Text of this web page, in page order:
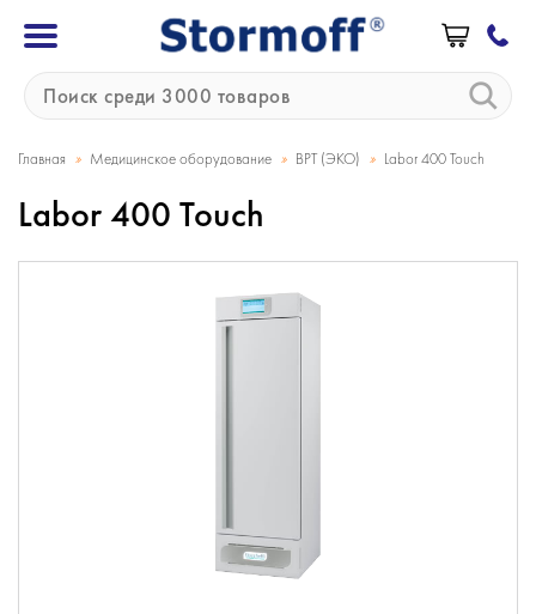
Главная » Медицинское оборудование » ВРТ (ЭКО) » Labor 400 Touch
Labor 400 Touch